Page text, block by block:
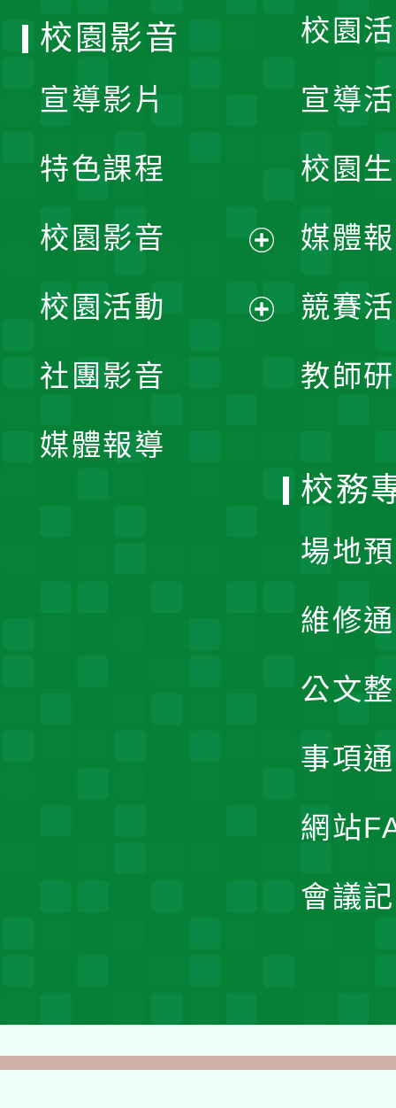
校園
宣導
校園
媒體
競賽
教師
校園影音
宣導影片
特色課程
校園影音
開
校園活動
社團影音
媒體報導
校務
場地
維修
公文
事項
網站
會議